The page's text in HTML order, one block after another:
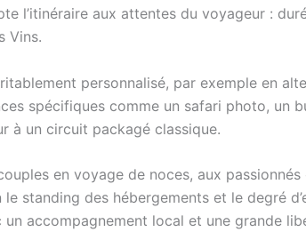
l’itinéraire aux attentes du voyageur :
Vins.
personnalisé, par exemple en
spécifiques comme un safari photo, un
à un circuit packagé classique.
en voyage de noces, aux
standing des hébergements et le degré
accompagnement local et une grande